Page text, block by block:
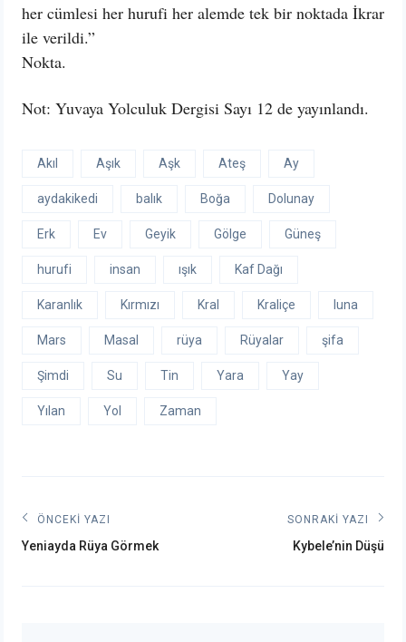
her cümlesi her hurufi her alemde tek bir noktada İkrar
ile verildi.”
Nokta.
Not: Yuvaya Yolculuk Dergisi Sayı 12 de yayınlandı.
Akıl Aşık Aşk Ateş Ay
aydakikedi balık Boğa Dolunay
Erk Ev Geyik Gölge Güneş
hurufi insan ışık Kaf Dağı
Karanlık Kırmızı Kral Kraliçe luna
Mars Masal rüya Rüyalar şifa
Şimdi Su Tin Yara Yay
Yılan Yol Zaman
Yazı
gezinmesi
ÖNCEKI YAZI
Önceki
Yeniayda Rüya Görmek
SONRAKI YAZI
Sonraki
Kybele’nin Düşü